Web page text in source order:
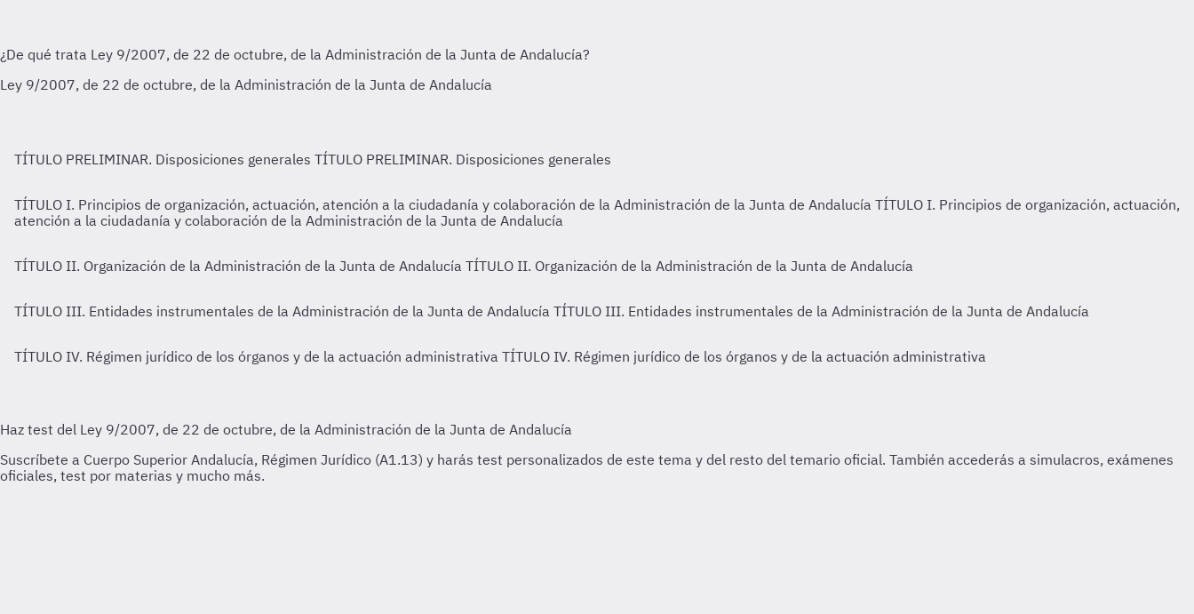
TÍTULO PRELIMINAR. Disposiciones generales TÍTULO PRELIMINAR. Disposiciones generales
TÍTULO I. Principios de organización, actuación, atención a la ciudadanía y colaboración de la Administración de la Junta de Andalucía TÍTULO I. Principios de organización, actuación,
atención a la ciudadanía y colaboración de la Administración de la Junta de Andalucía
TÍTULO II. Organización de la Administración de la Junta de Andalucía TÍTULO II. Organización de la Administración de la Junta de Andalucía
TÍTULO III. Entidades instrumentales de la Administración de la Junta de Andalucía TÍTULO III. Entidades instrumentales de la Administración de la Junta de Andalucía
TÍTULO IV. Régimen jurídico de los órganos y de la actuación administrativa TÍTULO IV. Régimen jurídico de los órganos y de la actuación administrativa